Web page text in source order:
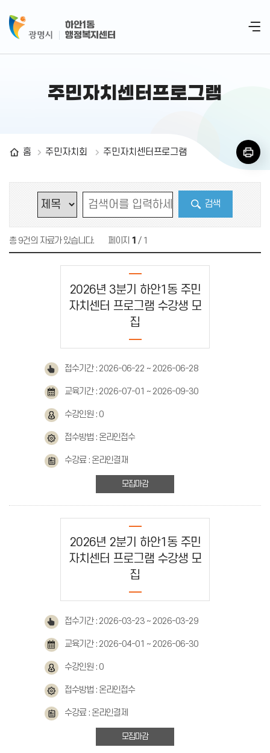
하안1동
행정복지센터
주민자치센터프로그램
홈 주민자치회 주민자치센터프로그램
검색
총 9건의 자료가 있습니다. 페이지 1 / 1
2026년 3분기 하안1동 주민
자치센터 프로그램 수강생 모
집
접수기간 : 2026-06-22 ~ 2026-06-28
교육기간 : 2026-07-01 ~ 2026-09-30
수강인원 : 0
접수방법 : 온라인접수
수강료 : 온라인결재
모집마감
2026년 2분기 하안1동 주민
자치센터 프로그램 수강생 모
집
접수기간 : 2026-03-23 ~ 2026-03-29
교육기간 : 2026-04-01 ~ 2026-06-30
수강인원 : 0
접수방법 : 온라인접수
수강료 : 온라인결제
모집마감